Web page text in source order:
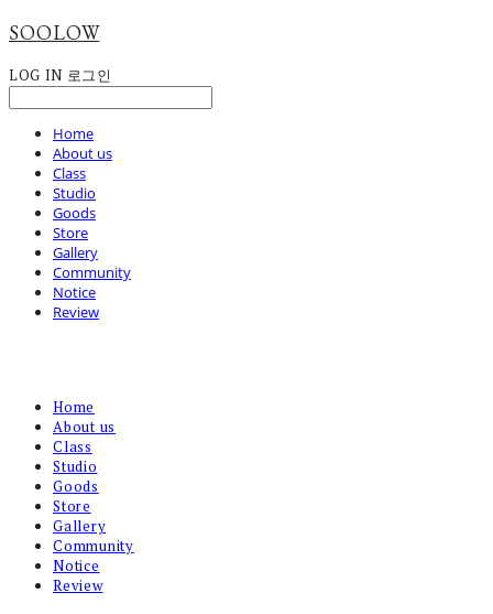
SOOLOW
LOG IN 로그인
Home
About us
Class
Studio
Goods
Store
Gallery
Community
Notice
Review
Home
About us
Class
Studio
Goods
Store
Gallery
Community
Notice
Review